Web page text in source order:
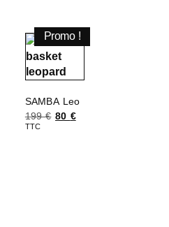
Promo !
SAMBA Leo
199€ 80 €
TTC